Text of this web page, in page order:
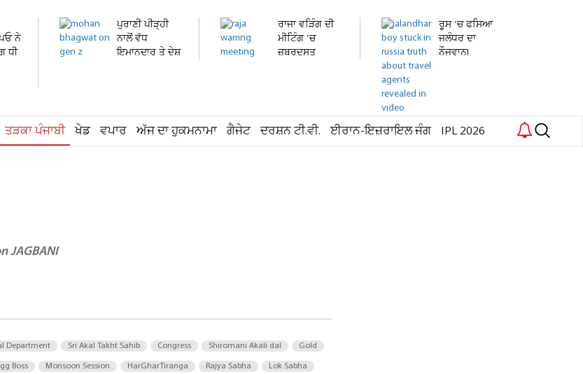
ਨੇ
ਧੀ
ਪੁਰਾਣੀ ਪੀੜ੍ਹੀ
ਨਾਲੋਂ ਵੱਧ
ਇਮਾਨਦਾਰ ਤੇ ਦੇਸ਼
ਰਾਜਾ ਵੜਿੰਗ ਦੀ
ਮੀਟਿੰਗ 'ਚ
ਜ਼ਬਰਦਸਤ
ਰੂਸ 'ਚ ਫਸਿਆ
ਜਲੰਧਰ ਦਾ
ਨੌਜਵਾਨ!
ਤੜਕਾ ਪੰਜਾਬੀ ਖੇਡ ਵਪਾਰ ਅੱਜ ਦਾ ਹੁਕਮਨਾਮਾ ਗੈਜੇਟ ਦਰਸ਼ਨ ਟੀ.ਵੀ. ਈਰਾਨ-ਇਜ਼ਰਾਇਲ ਜੰਗ IPL 2026
JAGBANI
Department Sri Akal Takht Sahib Congress Shiromani Akali dal Gold
Boss Monsoon Session HarGharTiranga Rajya Sabha Lok Sabha